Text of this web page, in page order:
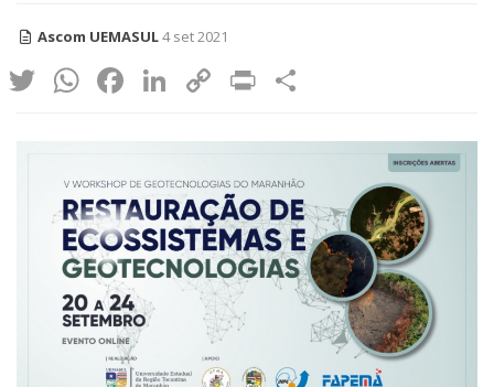
Ascom UEMASUL4 set 2021
Twitter
WhatsApp
Facebook
LinkedIn
CopyPrint